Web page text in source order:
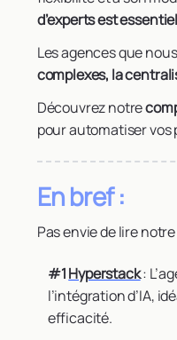
d’experts est
Les agences que
complexes, la
Découvrez notre
pour automatiser
En bref :
Pas envie de lire
#1Hyperstack:
l’intégration d’IA,
efficacité.